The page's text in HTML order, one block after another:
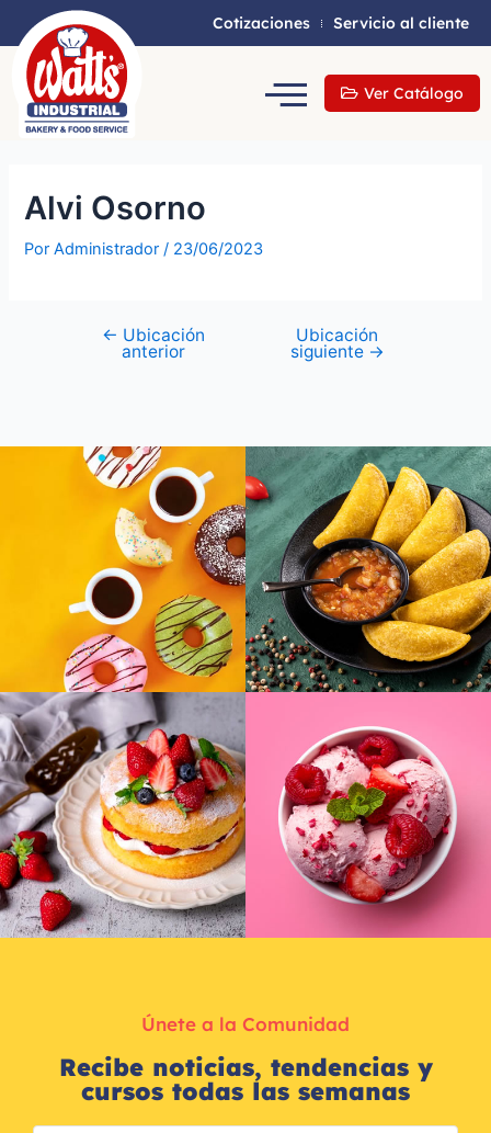
Cotizaciones Servicio al cliente
Ver Catálogo
Alvi Osorno
PorAdministrador/ 23/06/2023
← Ubicación
anterior
Ubicación
siguiente →
Únete a la Comunidad
Recibe noticias, tendencias y
cursos todas las semanas